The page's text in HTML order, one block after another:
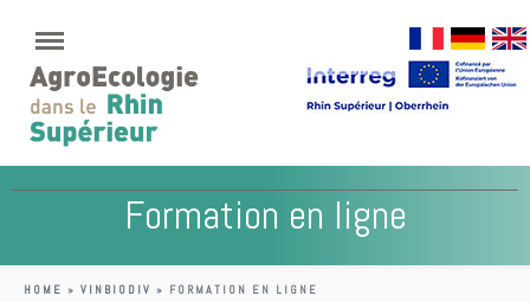
Formation en ligne
HOME » VINBIODIV » FORMATION EN LIGNE